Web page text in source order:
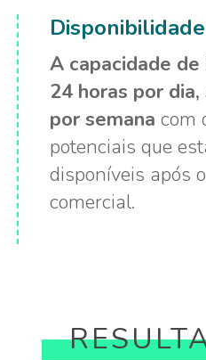
Disponibilidade
A capacidade
24 horas por
por semana com
potenciais que
disponíveis após
comercial.